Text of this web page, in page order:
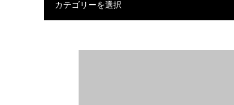
カテゴリーを選択